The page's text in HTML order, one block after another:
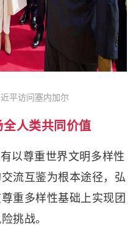
平访问塞内加尔
人类共同价值
以尊重世界文明多样性
流互鉴为根本途径，弘
重多样性基础上实现团
挑战。